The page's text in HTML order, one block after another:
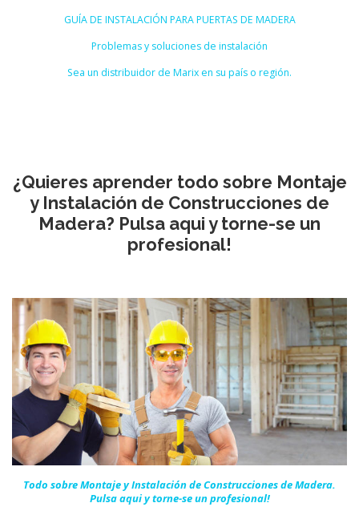
GUÍA DE INSTALACIÓN PARA PUERTAS DE MADERA
Problemas y soluciones de instalación
Sea un distribuidor de Marix en su país o región.
¿Quieres aprender todo sobre Montaje
y Instalación de Construcciones de
Madera? Pulsa aqui y torne-se un
profesional!
Todo sobre Montaje y Instalación de Construcciones de Madera.
Pulsa aqui y torne-se unprofesional!